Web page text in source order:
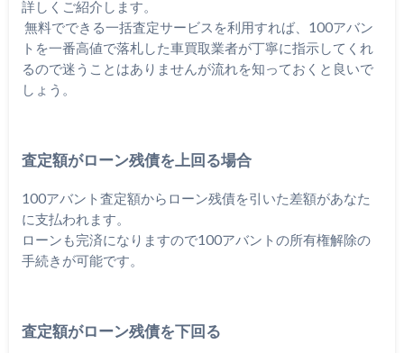
詳しくご紹介します。
無料でできる一括査定サービスを利用すれば、100アバン
トを一番高値で落札した車買取業者が丁寧に指示してくれ
るので迷うことはありませんが流れを知っておくと良いで
しょう。
査定額がローン残債を上回る場合
100アバント査定額からローン残債を引いた差額があなた
に支払われます。
ローンも完済になりますので100アバントの所有権解除の
手続きが可能です。
査定額がローン残債を下回る